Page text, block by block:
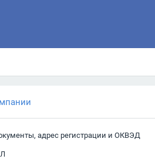
адрес регистрации и ОКВЭД